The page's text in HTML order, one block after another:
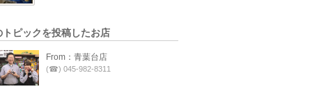
トピックを投稿したお店
From：青葉台店
(☎) 045-982-8311